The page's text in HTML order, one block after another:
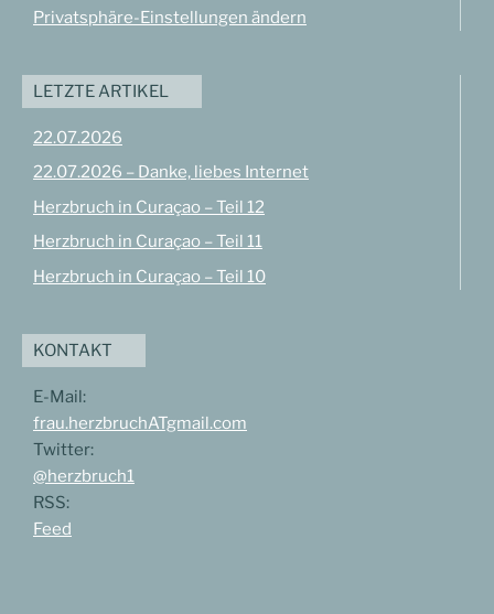
Privatsphäre-Einstellungen ändern
LETZTE ARTIKEL
22.07.2026
22.07.2026 – Danke, liebes Internet
Herzbruch in Curaçao – Teil 12
Herzbruch in Curaçao – Teil 11
Herzbruch in Curaçao – Teil 10
KONTAKT
E-Mail:
frau.herzbruchATgmail.com
Twitter:
@herzbruch1
RSS:
Feed